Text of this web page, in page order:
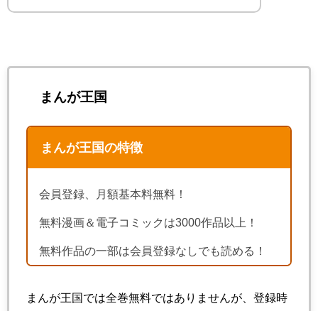
まんが王国
まんが王国の特徴
会員登録、月額基本料無料！
無料漫画＆電子コミックは3000作品以上！
無料作品の一部は会員登録なしでも読める！
まんが王国では全巻無料ではありませんが、登録時